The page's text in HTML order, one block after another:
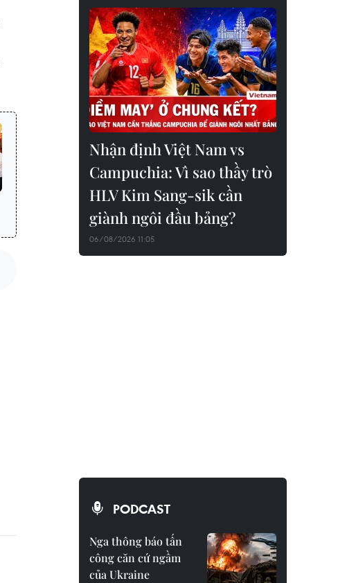
Nhận định Việt Nam vs
Campuchia: Vì sao thầy trò
HLV Kim Sang-sik cần
giành ngôi đầu bảng?
06/08/2026 11:05
PODCAST
Nga thông báo tấn
công căn cứ ngầm
của Ukraine